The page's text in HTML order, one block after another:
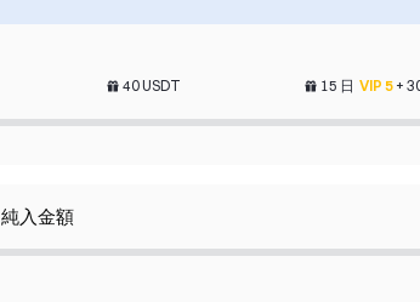
40USDT 15 日 VIP 5+
入金額